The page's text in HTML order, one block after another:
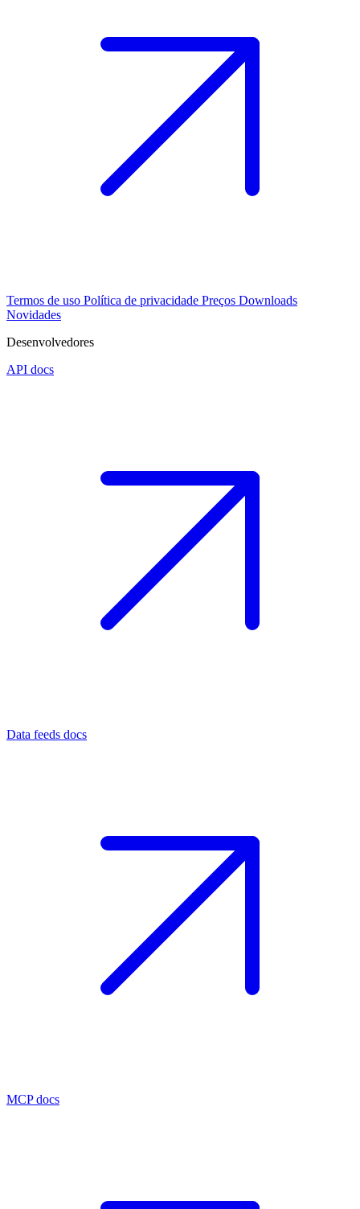
Termos de uso Política de privacidade Preços Downloads
Novidades
Desenvolvedores
API docs
Data feeds docs
MCP docs